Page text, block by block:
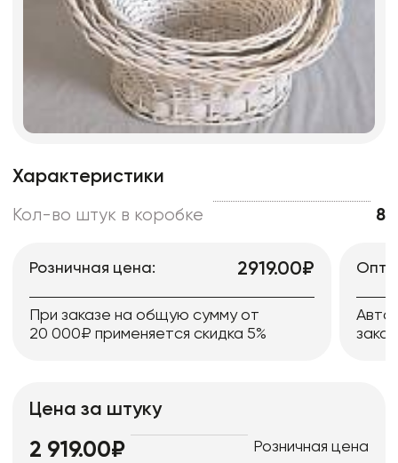
Характеристики
Кол-во штук в коробке 8
Розничная цена: 2919.00₽
При заказе на общую сумму от
20 000₽ применяется скидка 5%
Цена за штуку
2 919.00₽ Розничная цена